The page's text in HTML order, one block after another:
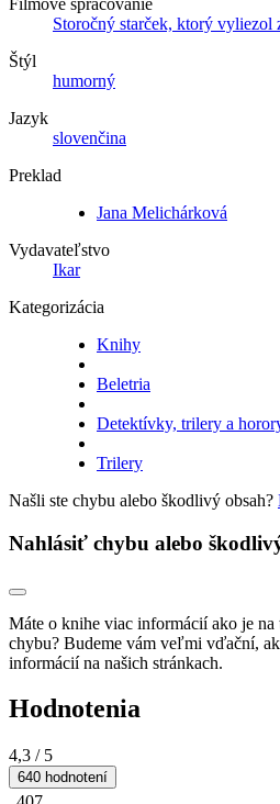
Filmové spracovanie
Storočný starček, ktorý vyliezol
Štýl
humorný
Jazyk
slovenčina
Preklad
Jana Melichárková
Vydavateľstvo
Ikar
Kategorizácia
Knihy
Beletria
Detektívky, trilery a
Trilery
Našli ste chybu alebo škodlivý obsah?
Nahlásiť chybu alebo
Máte o knihe viac informácií ako je na
chybu? Budeme vám veľmi vďační,
informácií na našich stránkach.
Hodnotenia
4,3 / 5
640 hodnotení